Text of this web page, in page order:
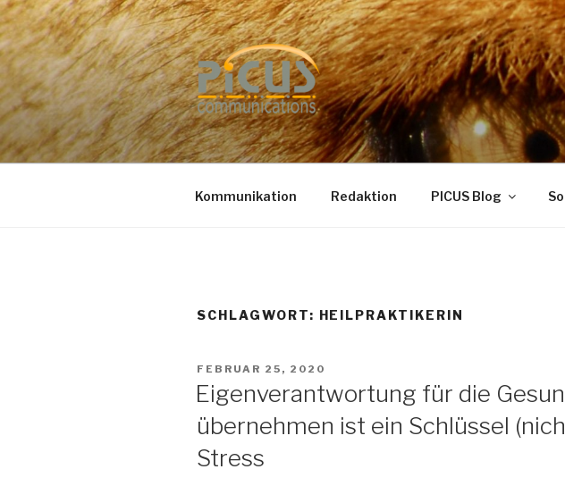
Zum
Inhalt
springen
PUBLIC RELATIONS
Dr. Heike Specht
Kommunikation Redaktion PICUS Blog
SCHLAGWORT: HEILPRAKTIKERIN
VERÖFFENTLICHT
AM
FEBRUAR 25, 2020
Eigenverantwortung für die
übernehmen ist ein Schlüssel
Stress